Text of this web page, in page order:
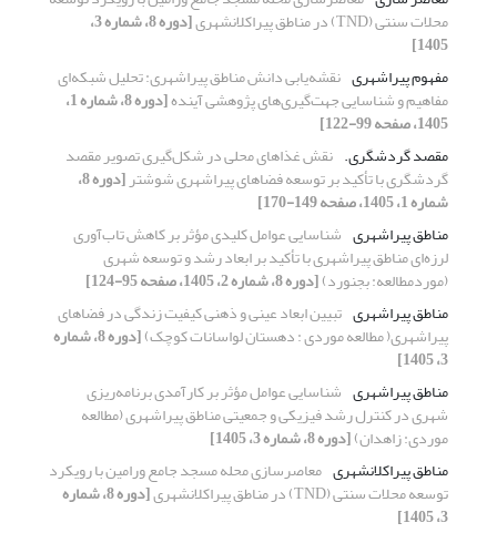
محلات سنتی (TND) در مناطق پیراکلانشهری [دوره 8، شماره 3،
1405]
مفهوم پیراشهری نقشه‌یابی دانش مناطق پیراشهری: تحلیل شبکه‌ای
مفاهیم و شناسایی جهت‌گیری‌های پژوهشی آینده [دوره 8، شماره 1،
1405، صفحه 99-122]
مقصد گردشگری. نقش غذاهای محلی در شکل‌گیری تصویر مقصد
گردشگری با تأکید بر توسعه فضاهای پیراشهری شوشتر [دوره 8،
شماره 1، 1405، صفحه 149-170]
مناطق پیراشهری شناسایی عوامل کلیدی مؤثر بر کاهش تاب‌آوری
لرزه‌ای مناطق پیراشهری با تأکید بر ابعاد رشد و توسعه شهری
(موردمطالعه: بجنورد)[دوره 8، شماره 2، 1405، صفحه 95-124]
مناطق پیراشهری تبیین ابعاد عینی و ذهنی کیفیت زندگی در فضاهای
پیراشهری( مطالعه موردی : دهستان لواسانات کوچک) [دوره 8، شماره
3، 1405]
مناطق پیراشهری شناسایی عوامل مؤثر بر کارآمدی برنامه‌ریزی
شهری در کنترل رشد فیزیکی و جمعیتی مناطق پیراشهری (مطالعه
موردی: زاهدان)[دوره 8، شماره 3، 1405]
مناطق پیراکلانشهری معاصرسازی محله مسجد جامع ورامین با رویکرد
توسعه محلات سنتی (TND) در مناطق پیراکلانشهری [دوره 8، شماره
3، 1405]